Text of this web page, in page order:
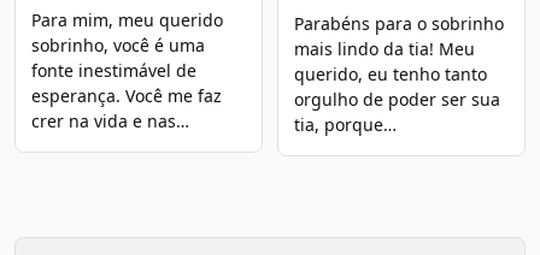
Para mim, meu querido
sobrinho, você é uma
fonte inestimável de
esperança. Você me faz
crer na vida e nas…
Parabéns para o sobrinho
mais lindo da tia! Meu
querido, eu tenho tanto
orgulho de poder ser sua
tia, porque…